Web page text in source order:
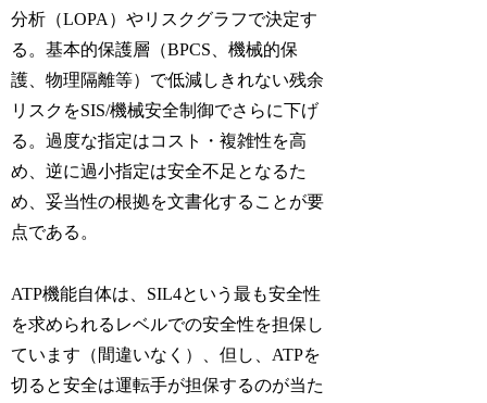
分析（LOPA）やリスクグラフで決定す
る。基本的保護層（BPCS、機械的保
護、物理隔離等）で低減しきれない残余
リスクをSIS/機械安全制御でさらに下げ
る。過度な指定はコスト・複雑性を高
め、逆に過小指定は安全不足となるた
め、妥当性の根拠を文書化することが要
点である。
ATP機能自体は、SIL4という最も安全性
を求められるレベルでの安全性を担保し
ています（間違いなく）、但し、ATPを
切ると安全は運転手が担保するのが当た